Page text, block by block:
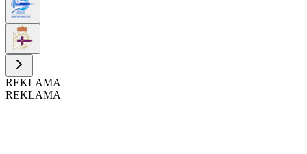
REKLAMA
REKLAMA